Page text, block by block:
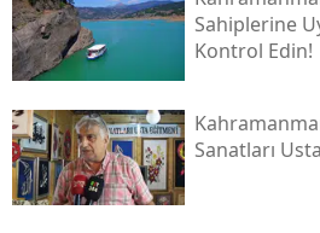
Sahiplerine
Kontrol Edin!
Sanatları